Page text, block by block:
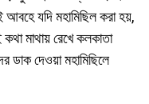
যদি মহামিছিল করা হয়,
মাথায় রেখে কলকাতা
ডাক দেওয়া মহামিছিলে